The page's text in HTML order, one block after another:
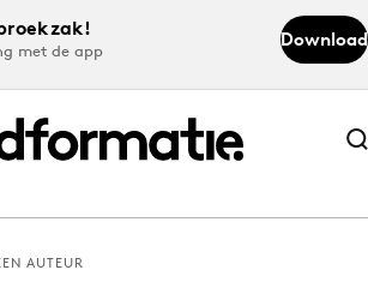
met de app
Download
Abonneer nu
Abonneer nu
AUTEUR